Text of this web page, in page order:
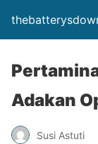
Adakan
Susi Astuti